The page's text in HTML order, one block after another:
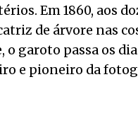
Em 1860, aos
de árvore nas
o garoto passa os
e pioneiro da